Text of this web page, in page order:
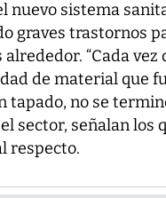
nuevo sistema
graves trastornos
“Cada
de material que
tapado, no se
sector, señalan los
respecto.